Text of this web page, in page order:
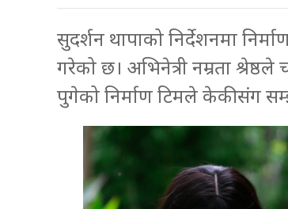
सुदर्शन थापाको निर्देशनमा
गरेको छ। अभिनेत्री नम्रता
पुगेको निर्माण टिमले केकीसंग